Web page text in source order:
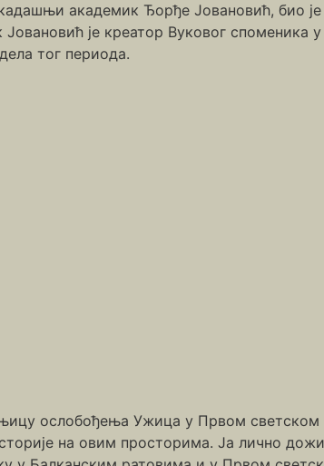
академик Ђорђе Јовановић, био је
Јовановић је креатор Вуковог споменика
тог периода.
ослобођења Ужица у Првом светском
на овим просторима. Ја лично